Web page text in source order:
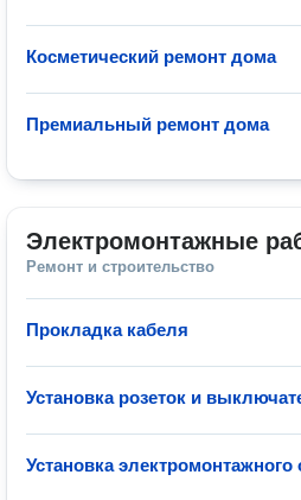
Косметический ремонт дома
Премиальный ремонт дома
Электромонтажные
Ремонт и строительство
Прокладка кабеля
Установка розеток и
Установка